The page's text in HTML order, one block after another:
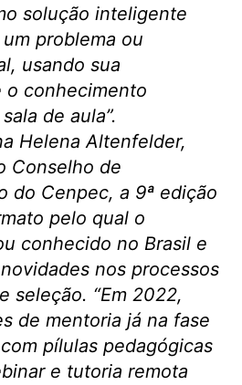
solução inteligente
problema ou
usando sua
o conhecimento
de aula”.
Helena Altenfelder,
Conselho de
do Cenpec, a 9ª edição
pelo qual o
conhecido no Brasil e
nos processos
seleção. “Em 2022,
de mentoria já na fase
pílulas pedagógicas
e tutoria remota